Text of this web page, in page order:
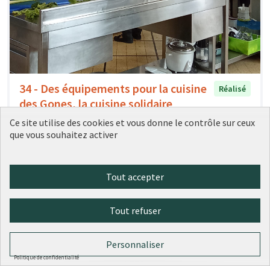
34 - Des équipements pour la cuisine
des Gones, la cuisine solidaire
partagée
Réalisé
Ville de Lyon 0 0
Ce site utilise des cookies et vous donne le contrôle sur ceux
que vous souhaitez activer
Tout accepter
Tout refuser
Personnaliser
Politique de confidentialité